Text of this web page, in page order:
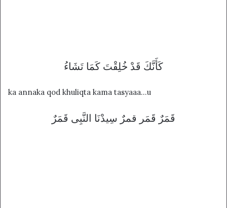
كَأَنَّكَ قَدْ خُلِقْتَ كَمَا تَشَاءُ
ka annaka qod khuliqta kama tasyaaa…u
قَمَرٌ قَمَر قمرٌ سِيدْنَا النَّبِى قَمَرٌ